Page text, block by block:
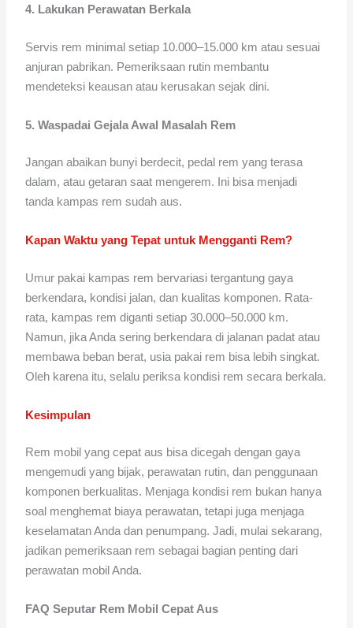
4. Lakukan Perawatan Berkala
Servis rem minimal setiap 10.000–15.000 km atau sesuai
anjuran pabrikan. Pemeriksaan rutin membantu
mendeteksi keausan atau kerusakan sejak dini.
5. Waspadai Gejala Awal Masalah Rem
Jangan abaikan bunyi berdecit, pedal rem yang terasa
dalam, atau getaran saat mengerem. Ini bisa menjadi
tanda kampas rem sudah aus.
Kapan Waktu yang Tepat untuk Mengganti Rem?
Umur pakai kampas rem bervariasi tergantung gaya
berkendara, kondisi jalan, dan kualitas komponen. Rata-
rata, kampas rem diganti setiap 30.000–50.000 km.
Namun, jika Anda sering berkendara di jalanan padat atau
membawa beban berat, usia pakai rem bisa lebih singkat.
Oleh karena itu, selalu periksa kondisi rem secara berkala.
Kesimpulan
Rem mobil yang cepat aus bisa dicegah dengan gaya
mengemudi yang bijak, perawatan rutin, dan penggunaan
komponen berkualitas. Menjaga kondisi rem bukan hanya
soal menghemat biaya perawatan, tetapi juga menjaga
keselamatan Anda dan penumpang. Jadi, mulai sekarang,
jadikan pemeriksaan rem sebagai bagian penting dari
perawatan mobil Anda.
FAQ Seputar Rem Mobil Cepat Aus